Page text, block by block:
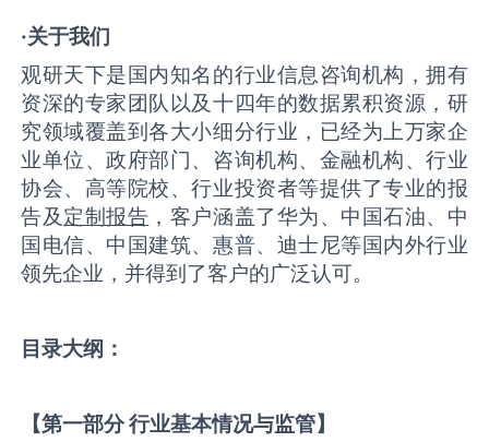
·关于我们
观研天下是国内知名的行业信息咨询机构，拥有
资深的专家团队以及十四年的数据累积资源，研
究领域覆盖到各大小细分行业，已经为上万家企
业单位、政府部门、咨询机构、金融机构、行业
协会、高等院校、行业投资者等提供了专业的报
告及定制报告 ，客户涵盖了华为、中国石油、中
国电信、中国建筑、惠普、迪士尼等国内外行业
领先企业，并得到了客户的广泛认可。
目录大纲：
【第一部分 行业基本情况与监管】